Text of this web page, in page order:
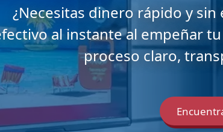
¿Necesitas dinero rápido y
al instante al empeñar
proceso claro,